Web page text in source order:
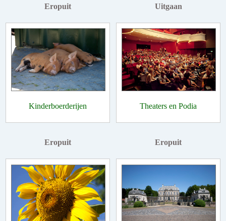
Eropuit
Kinderboerderijen
Uitgaan
Theaters en Podia
Eropuit Eropuit